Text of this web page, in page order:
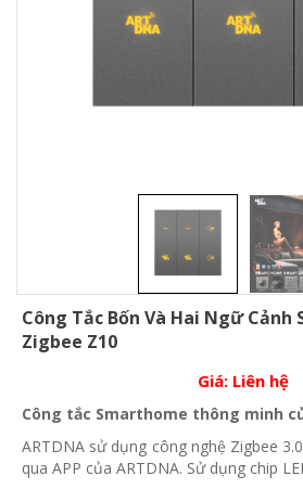
Công Tắc Bốn Và Hai Ngữ Cảnh
Zigbee Z10
Giá: Liên hệ
Công tắc Smarthome thông minh
ARTDNA sử dụng công nghệ Zigbee
qua APP của ARTDNA. Sử dụng chip